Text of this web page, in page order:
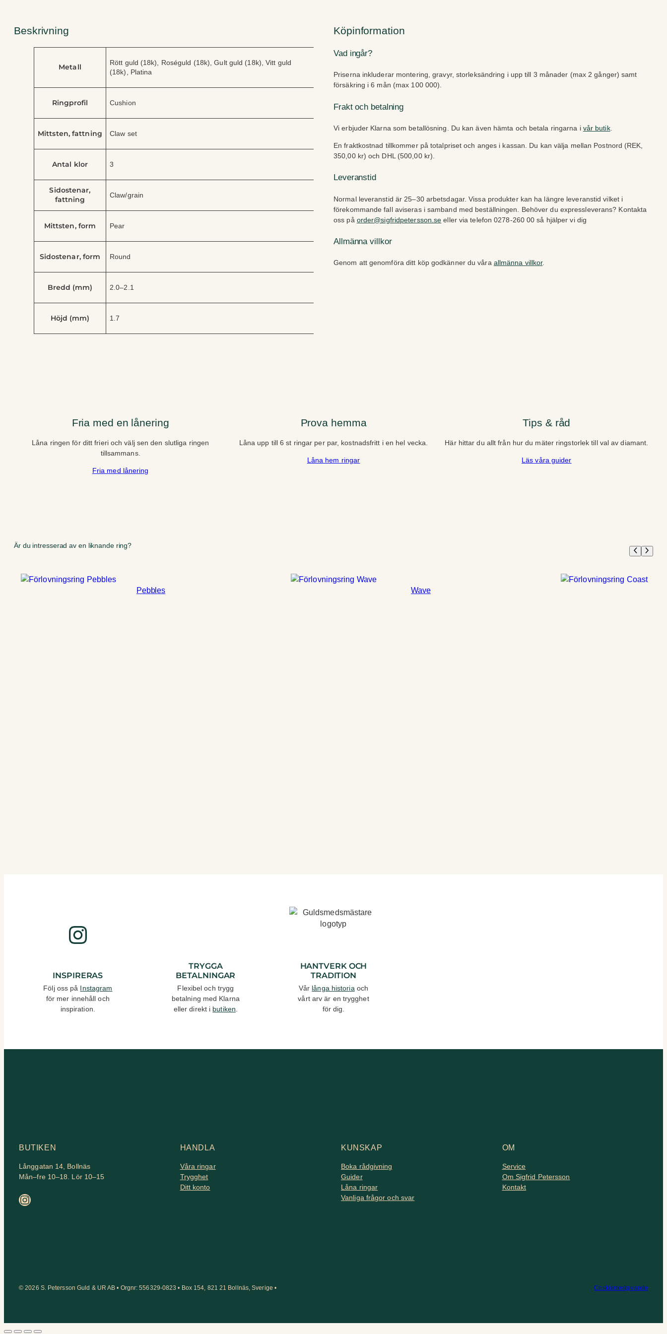
Beskrivning
e
Metall
Rött guld (18k), Roséguld (18k), Gult guld (18k), Vitt guld
(18k), Platina
Ringprofil Cushion
Mittsten, fattning Claw set
Antal klor 3
Sidostenar,
fattning
Claw/grain
Mittsten, form Pear
Sidostenar, form Round
Bredd (mm) 2.0–2.1
Höjd (mm) 1.7
Köpinformation
Vad ingår?
Priserna inkluderar montering, gravyr, storleksändring i upp till 3 månader (max 2 gånger) samt
försäkring i 6 mån (max 100 000).
Frakt och betalning
Vi erbjuder Klarna som betallösning. Du kan även hämta och betala ringarna i vår butik.
En fraktkostnad tillkommer på totalpriset och anges i kassan. Du kan välja mellan Postnord (REK,
350,00 kr) och DHL (500,00 kr).
Leveranstid
Normal leveranstid är 25–30 arbetsdagar. Vissa produkter kan ha längre leveranstid vilket i
förekommande fall aviseras i samband med beställningen. Behöver du expressleverans? Kontakta
oss på order@sigfridpetersson.se eller via telefon 0278-260 00 så hjälper vi dig
Allmänna villkor
Genom att genomföra ditt köp godkänner du våra allmänna villkor.
Fria med en lånering
Låna ringen för ditt frieri och välj sen den slutliga ringen
tillsammans.
Fria med lånering
Prova hemma
Låna upp till 6 st ringar per par, kostnadsfritt i en hel vecka.
Låna hem ringar
Tips & råd
Här hittar du allt från hur du mäter ringstorlek till val av diamant.
Läs våra guider
Är du intresserad av en liknande ring?
Pebbles Wave
Instagram
INSPIRERAS
Följ oss på Instagram
för mer innehåll och
inspiration.
TRYGGA
BETALNINGAR
Flexibel och trygg
betalning med Klarna
eller direkt i butiken
HANTVERK OCH
TRADITION
Vår långa historia och
vårt arv är en trygghet
för dig.
BUTIKEN
Långgatan 14, Bollnäs
Mån–fre 10–18. Lör 10–15
Instagram
HANDLA
Våra ringar
Trygghet
Ditt konto
KUNSKAP
Boka rådgivning
Guider
Låna ringar
Vanliga frågor och svar
OM
Service
Om Sigfrid Petersson
Kontakt
© 2026 S. Petersson Guld & UR AB • Orgnr: 556329-0823 • Box 154, 821 21 Bollnäs, Sverige • Cookiemedgivande